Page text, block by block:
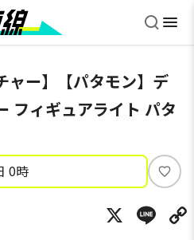
ャー】【パタモン】デ
フィギュアライト パタ
0時
い
ね
X